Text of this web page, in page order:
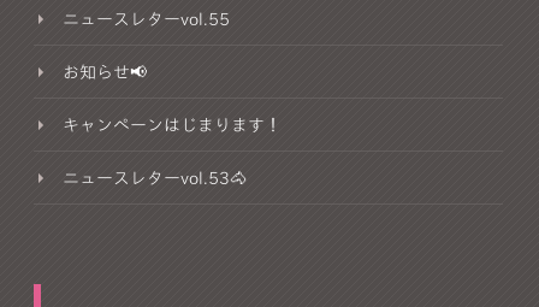
ニュースレターvol.55
お知らせ📢
キャンペーンはじまります！
ニュースレターvol.53🐴